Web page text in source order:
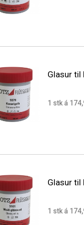
Glasur til
1 stk á
Glasur til
1 stk á